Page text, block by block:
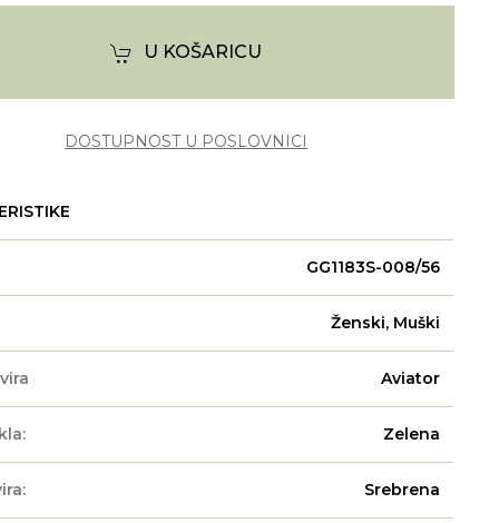
U KOŠARICU
DOSTUPNOST U POSLOVNICI
GG1183S-008/56
Ženski, Muški
Aviator
Zelena
Srebrena